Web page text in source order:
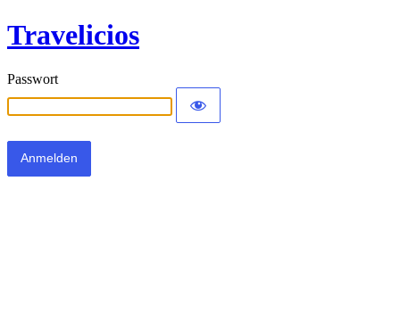
Travelicios
Passwort